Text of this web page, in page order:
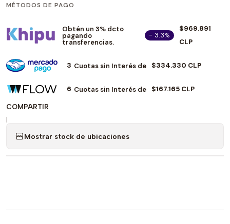
MÉTODOS DE PAGO
Obtén un 3% dcto
pagando
transferencias.
- 3.3%
$969.891
CLP
3 Cuotas sin Interés de $334.330 CLP
6 Cuotas sin Interés de $167.165 CLP
COMPARTIR
|
Mostrar stock de ubicaciones